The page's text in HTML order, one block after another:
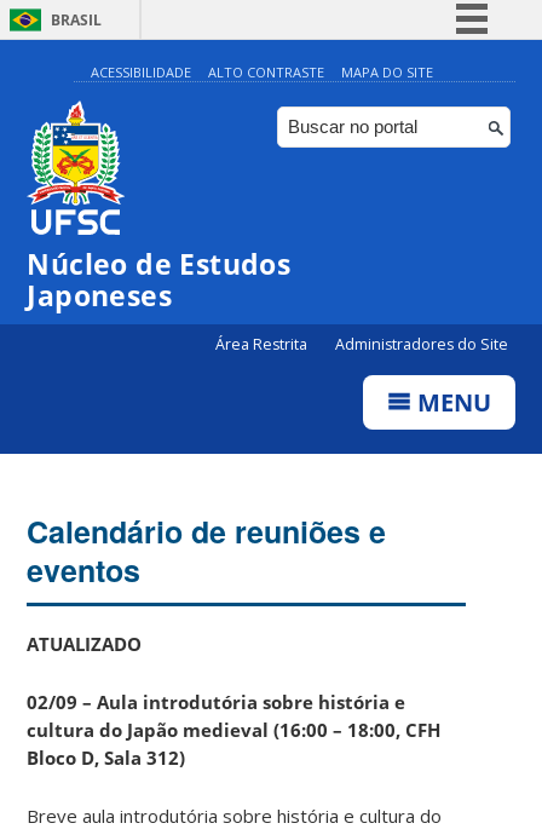
BRASIL
Simplifique!
Comunica BR
Participe
ACESSIBILIDADE ALTO CONTRASTE MAPA DO SITE
Núcleo de Estudos
Japoneses
Área Restrita Administradores do Site
MENU
Calendário de reuniões e
eventos
ATUALIZADO
02/09 – Aula introdutória sobre história e
cultura do Japão medieval (16:00 – 18:00, CFH
Bloco D, Sala 312)
Breve aula introdutória sobre história e cultura do